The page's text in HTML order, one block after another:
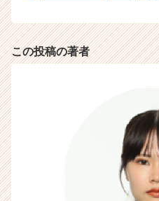
この投稿の著者